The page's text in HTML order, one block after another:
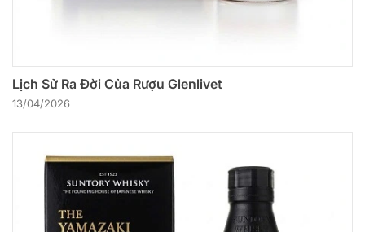
Lịch Sử Ra Đời Của Rượu Glenlivet
13/04/2026